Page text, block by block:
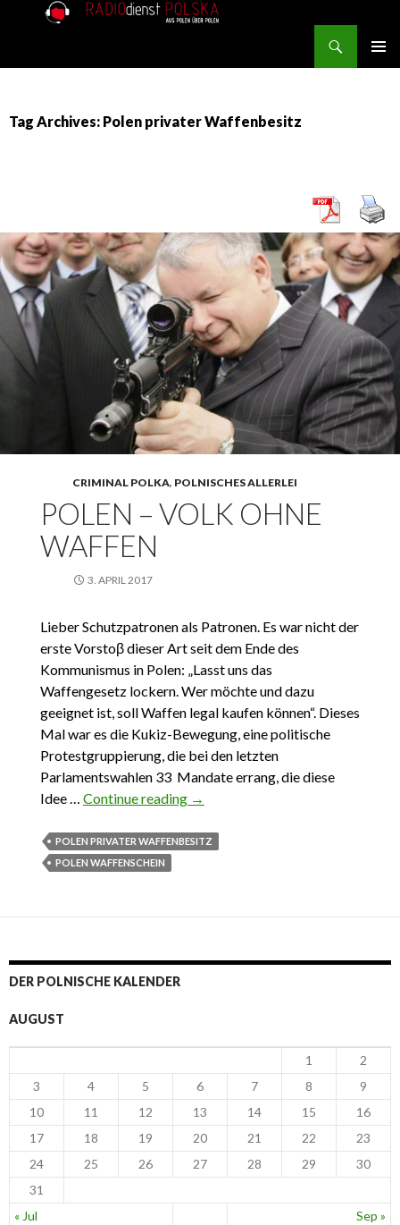
Tag Archives: Polen privater Waffenbesitz
CRIMINAL POLKA, POLNISCHES ALLERLEI
POLEN – VOLK OHNE
WAFFEN
3. APRIL 2017
Lieber Schutzpatronen als Patronen. Es war nicht der
erste Vorstoβ dieser Art seit dem Ende des
Kommunismus in Polen: „Lasst uns das
Waffengesetz lockern. Wer möchte und dazu
geeignet ist, soll Waffen legal kaufen können“. Dieses
Mal war es die Kukiz-Bewegung, eine politische
Protestgruppierung, die bei den letzten
Parlamentswahlen 33 Mandate errang, die diese
Idee … Continue reading Polen – Volk ohne Waffen
→
POLEN PRIVATER WAFFENBESITZ
POLEN WAFFENSCHEIN
DER POLNISCHE KALENDER
AUGUST
« Jul Sep »
1
2
3
4 5 6 7 8
9
10
11 12 13 14 15
16
17
18 19 20 21 22
23
24
25 26 27 28 29
30
31